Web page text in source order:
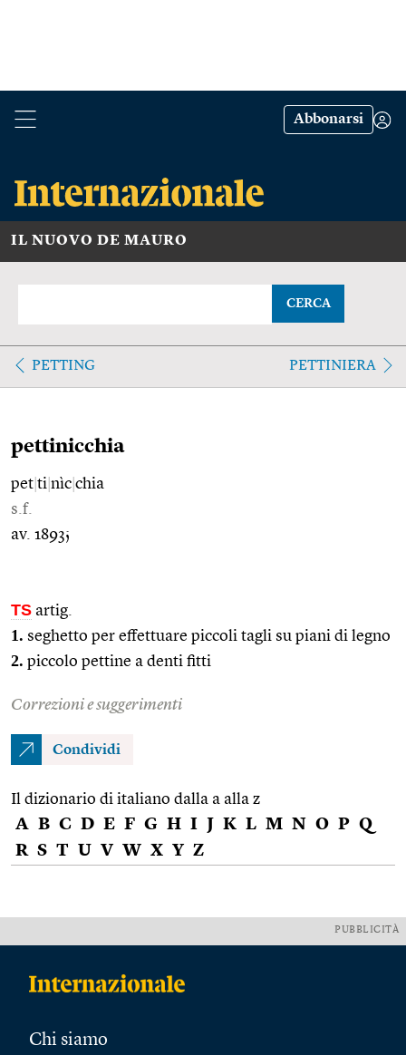
Abbonarsi
IL NUOVO DE MAURO
CERCA
PETTING PETTINIERA
pettinicchia
pet ti nìc chia
s.f.
av. 1893;
TS artig.
1. seghetto per effettuare piccoli tagli su piani di legno
2. piccolo pettine a denti fitti
Correzioni e suggerimenti
Condividi
Il dizionario di italiano dalla a alla z
A B C D E F G H I J K L M N O P Q
R S T U V W X Y Z
PUBBLICITÀ
Chi siamo